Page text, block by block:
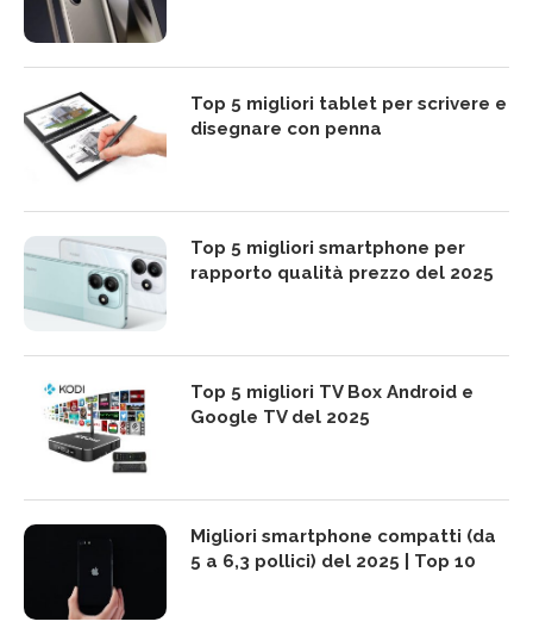
Top 5 migliori tablet per scrivere e
disegnare con penna
Top 5 migliori smartphone per
rapporto qualità prezzo del 2025
Top 5 migliori TV Box Android e
Google TV del 2025
Migliori smartphone compatti (da
5 a 6,3 pollici) del 2025 | Top 10